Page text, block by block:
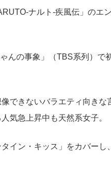
ナルト-疾風伝」のエ
んの事象」（TBS系列）で
できないバラエティ向き
気急上昇中も天然系女子。
イン・キッス」をカバー